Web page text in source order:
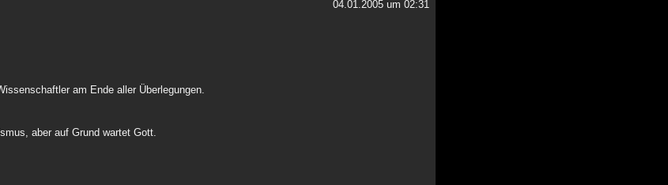
04.01.2005 um 02:31
am Ende aller Überlegungen.
aber auf Grund wartet Gott.